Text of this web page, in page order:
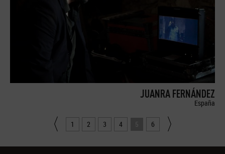
JUANRA FERNÁNDEZ
España
1 2 3 4 5 6